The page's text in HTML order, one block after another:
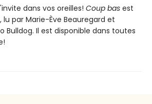
dans vos oreilles! Coup bas est
lu par Marie-Ève Beauregard et
Bulldog. Il est disponible dans toutes